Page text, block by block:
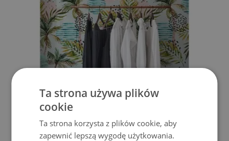
FOTOTAPETA WAKACJE POD PALMAMI
Cena: 849.99 zł KUP
Ta strona używa plików
cookie
Ta strona korzysta z plików cookie, aby
zapewnić lepszą wygodę użytkowania.